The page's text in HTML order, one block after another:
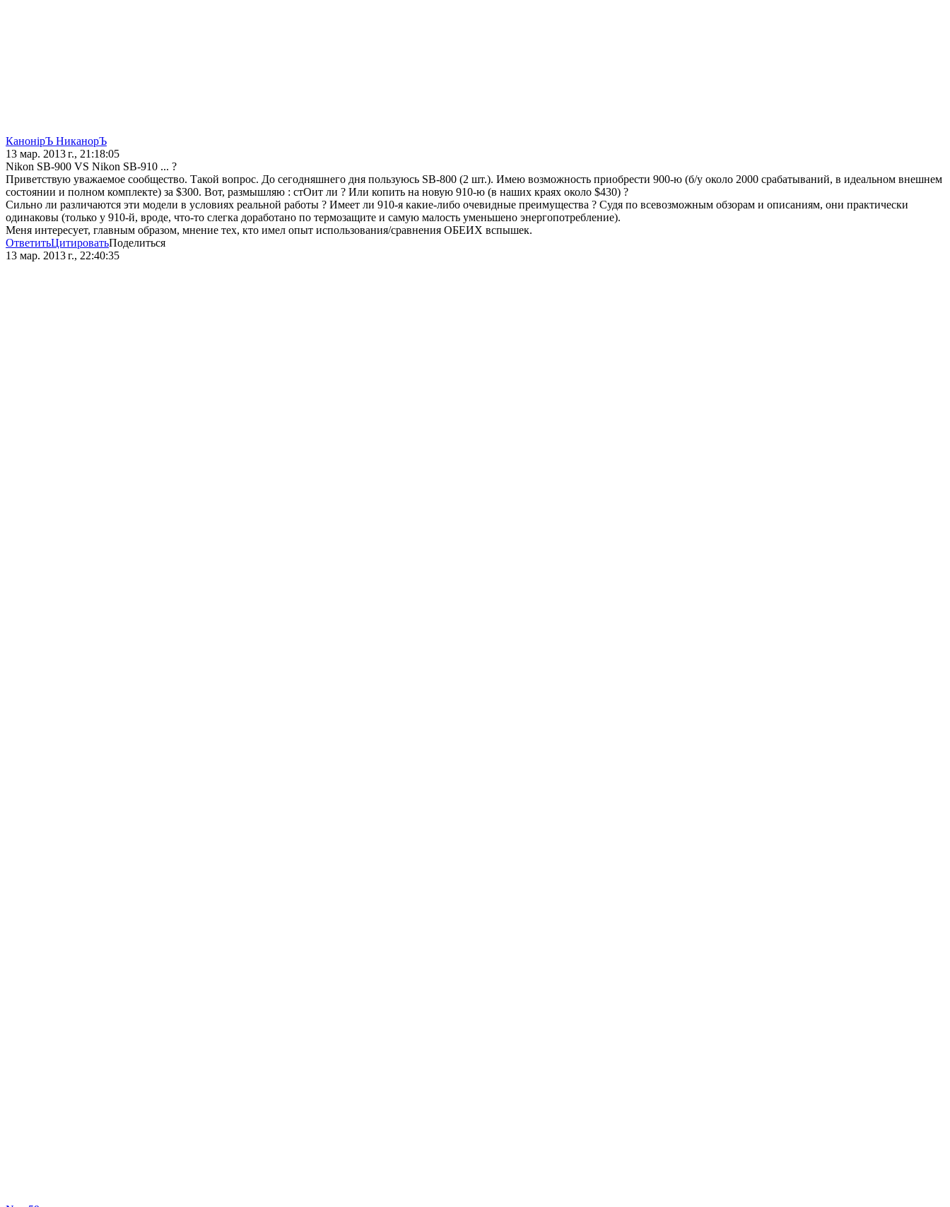
КанонiрЪ НиканорЪ
13 мар. 2013 г., 21:18:05
Nikon SB-900 VS Nikon SB-910 ... ?
Приветствую уважаемое сообщество. Такой вопрос. До сегодняшнего дня пользуюсь SB-800 (2 шт.). Имею возможность приобрести 900-ю (б/у около 2000 срабатываний, в идеальном внешнем
состоянии и полном комплекте) за $300. Вот, размышляю : стОит ли ? Или копить на новую 910-ю (в наших краях около $430) ?
Сильно ли различаются эти модели в условиях реальной работы ? Имеет ли 910-я какие-либо очевидные преимущества ? Судя по всевозможным обзорам и описаниям, они практически
одинаковы (только у 910-й, вроде, что-то слегка доработано по термозащите и самую малость уменьшено энергопотребление).
Меня интересует, главным образом, мнение тех, кто имел опыт использования/сравнения ОБЕИХ вспышек.
ОтветитьЦитироватьПоделиться
13 мар. 2013 г., 22:40:35